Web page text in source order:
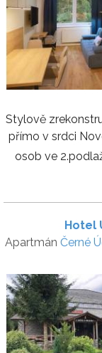
Stylově
přímo v srdci
osob ve
Hotel
Apartmán Černé